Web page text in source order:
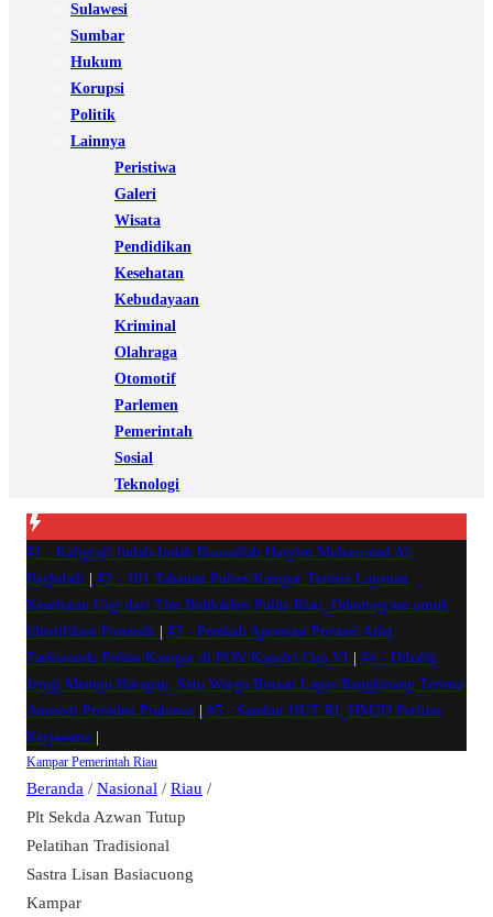
Sulawesi
Sumbar
Hukum
Korupsi
Politik
Lainnya
Peristiwa
Galeri
Wisata
Pendidikan
Kesehatan
Kebudayaan
Kriminal
Olahraga
Otomotif
Parlemen
Pemerintah
Sosial
Teknologi
#1 - Kaligrafi Indah-Indah Basmallah Hasyim Muhammad Al-
Baghdadi
#2 - 101 Tahanan Polres Kampar Terima Layanan
Kesehatan Gigi dari Tim Biddokkes Polda Riau, Odontogram untuk
Identifikasi Forensik
#3 - Pemkab Apresiasi Prestasi Atlet
Taekwondo Polres Kampar di PON Kapolri Cup VI
#4 - Dibalik
Jeruji Menuju Harapan, Satu Warga Binaan Lapas Bangkinang Terima
Amnesti Presiden Prabowo
#5 - Sambut HUT RI, HM2D Perluas
Kerjasama
Kampar Pemerintah Riau
Beranda / Nasional / Riau /
Plt Sekda Azwan Tutup
Pelatihan Tradisional
Sastra Lisan Basiacuong
Kampar